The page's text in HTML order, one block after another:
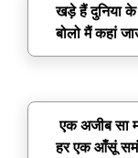
खड़े हैं दुनिया के
बोलो मैं कहां
एक अजीब सा
हर एक आँसूं